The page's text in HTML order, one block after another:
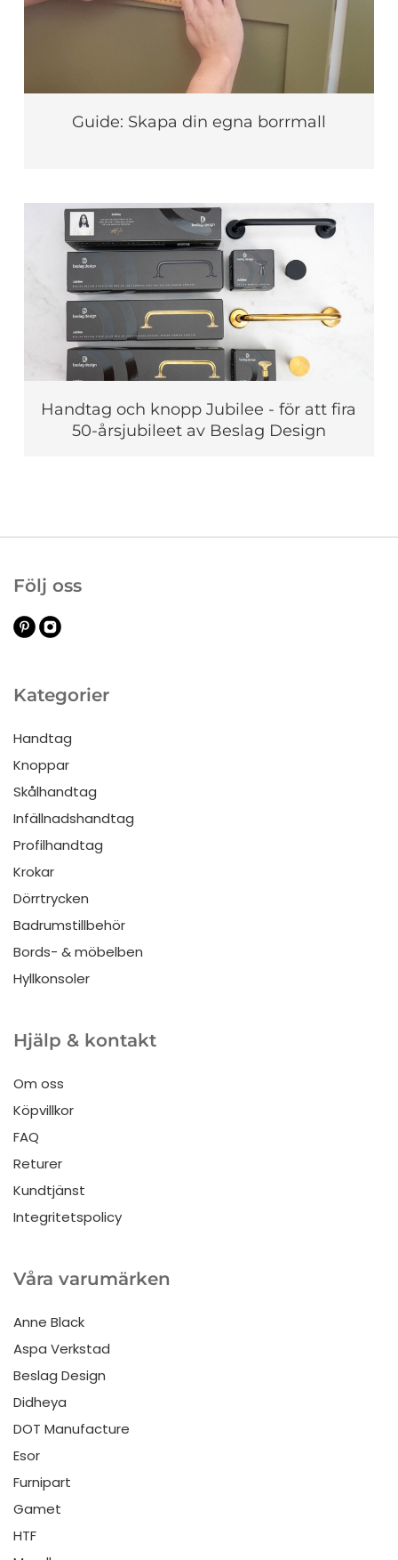
Guide: Skapa din egna borrmall
Handtag och knopp Jubilee - för att fira
50-årsjubileet av Beslag Design
Kategorier
Handtag
Knoppar
Skålhandtag
Infällnadshandtag
Profilhandtag
Krokar
Dörrtrycken
Badrumstillbehör
Bords- & möbelben
Hyllkonsoler
Hjälp & kontakt
Om oss
Köpvillkor
FAQ
Returer
Kundtjänst
Integritetspolicy
Våra varumärken
Anne Black
Aspa Verkstad
Beslag Design
Didheya
DOT Manufacture
Esor
Furnipart
Gamet
HTF
Följ oss